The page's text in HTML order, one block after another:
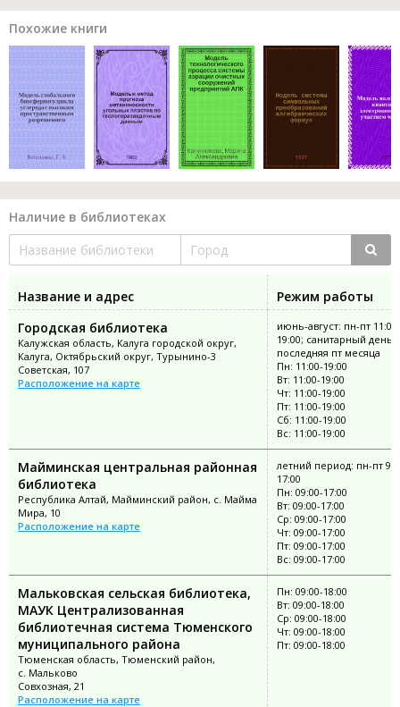
Похожие книги
Наличие в библиотеках
Название и адрес
Режим работы
Городская библиотека
Калужская область, Калуга городской округ,
Калуга, Октябрьский округ, Турынино-3
Советская, 107
Расположение на карте
июнь-август: пн-пт 11:00-
19:00; санитарный день:
последняя пт месяца
Пн: 11:00-19:00
Вт: 11:00-19:00
Чт: 11:00-19:00
Пт: 11:00-19:00
Сб: 11:00-19:00
Вс: 11:00-19:00
Майминская центральная районная
библиотека
Республика Алтай, Майминский район, с. Майма
Мира, 10
Расположение на карте
летний период: пн-пт
17:00
Пн: 09:00-17:00
Вт: 09:00-17:00
Ср: 09:00-17:00
Чт: 09:00-17:00
Пт: 09:00-17:00
Вс: 09:00-17:00
Мальковская сельская библиотека,
МАУК Централизованная
библиотечная система Тюменского
муниципального района
Тюменская область, Тюменский район,
с. Мальково
Совхозная, 21
Расположение на карте
Пн: 09:00-18:00
Вт: 09:00-18:00
Ср: 09:00-18:00
Чт: 09:00-18:00
Пт: 09:00-18:00